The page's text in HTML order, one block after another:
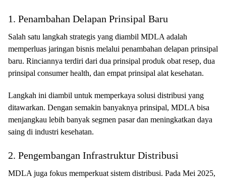
1. Penambahan Delapan Prinsipal Baru
Salah satu langkah strategis yang diambil MDLA adalah
memperluas jaringan bisnis melalui penambahan delapan prinsipal
baru. Rinciannya terdiri dari dua prinsipal produk obat resep, dua
prinsipal consumer health, dan empat prinsipal alat kesehatan.
Langkah ini diambil untuk memperkaya solusi distribusi yang
ditawarkan. Dengan semakin banyaknya prinsipal, MDLA bisa
menjangkau lebih banyak segmen pasar dan meningkatkan daya
saing di industri kesehatan.
2. Pengembangan Infrastruktur Distribusi
MDLA juga fokus memperkuat sistem distribusi. Pada Mei 2025,